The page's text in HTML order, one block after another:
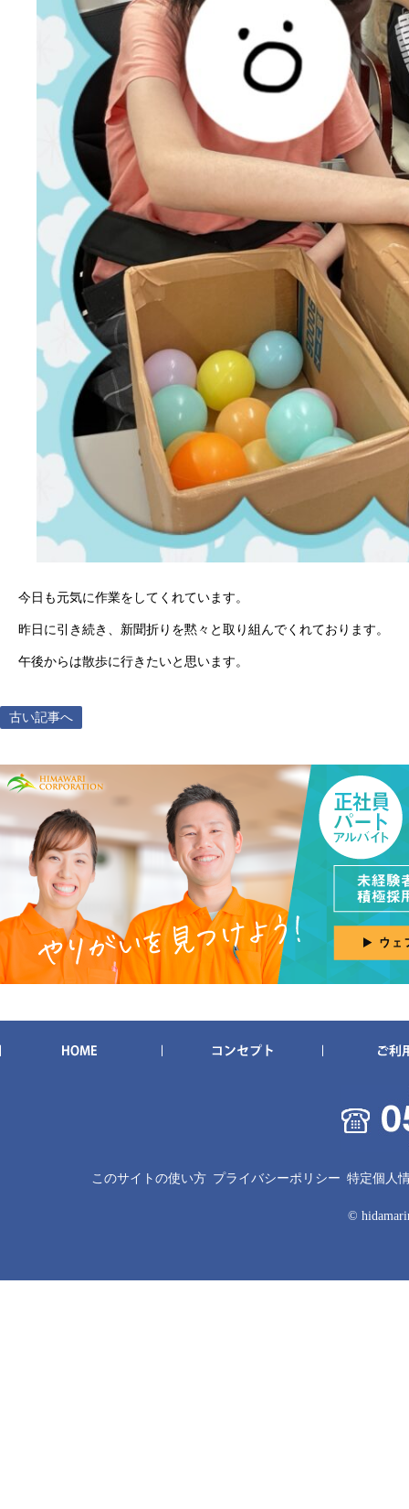
今日も元気に作業をしてくれています。
昨日に引き続き、新聞折りを黙々と取り組んでくれております。
午後からは散歩に行きたいと思います。
古い記事へ
このサイトの使い方 プライバシーポリシー 特定個人
©